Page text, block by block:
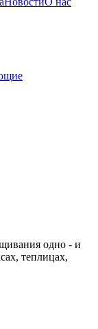
одно - и
теплицах,